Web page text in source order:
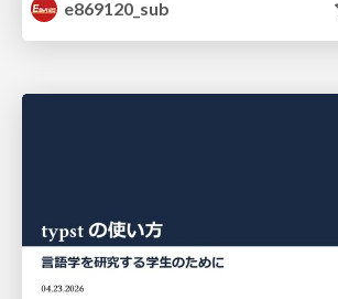
e869120_sub